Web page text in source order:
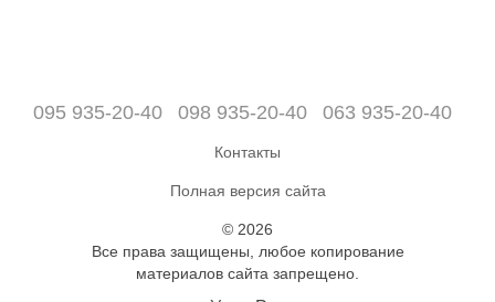
095 935-20-40 098 935-20-40 063 935-20-40
Контакты
Полная версия сайта
© 2026
Все права защищены, любое копирование
материалов сайта запрещено.